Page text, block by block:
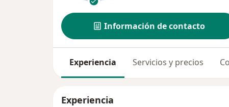
Información de contacto
Experiencia Servicios y precios
Experiencia